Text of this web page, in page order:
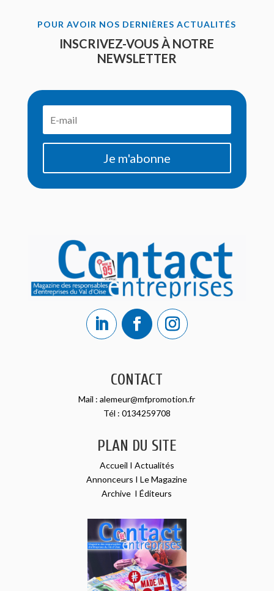
POUR AVOIR NOS DERNIÈRES ACTUALITÉS
INSCRIVEZ-VOUS À NOTRE
NEWSLETTER
Je m'abonne
CONTACT
Mail :alemeur@mfpromotion.fr
Tél : 0134259708
PLAN DU SITE
Accueil I Actualités
Annonceurs ILe Magazine
Archive IÉditeurs